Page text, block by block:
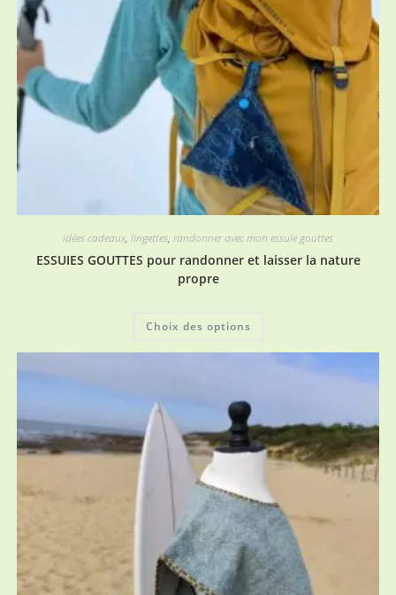
idées cadeaux, lingettes, randonner avec mon essuie gouttes
ESSUIES GOUTTES pour randonner et laisser la nature
propre
Choix des options
plusieurs
variations.
choisies
sur
la
page
produit